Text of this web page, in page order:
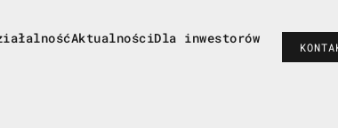
AktualnościDla inwestorów
AktualnościDla inwestorów